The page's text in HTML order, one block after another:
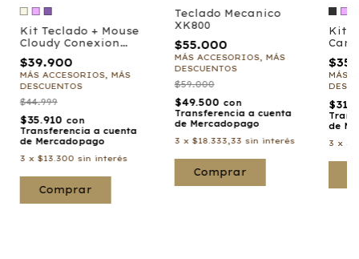
Kit Teclado + Mouse
Cloudy Conexion
Bluetooth
$39.900
MÁS ACCESORIOS, MÁS
DESCUENTOS
$44.999
$35.910 con
Transferencia a cuenta
de Mercadopago
3 x $13.300 sin interés
Comprar
Teclado Mecanico
XK800
$55.000
MÁS ACCESORIOS, MÁS
DESCUENTOS
$59.000
$49.500 con
Transferencia a cuenta
de Mercadopago
3 x $18.333,33 sin interés
Kit
MÁS
de
3 x